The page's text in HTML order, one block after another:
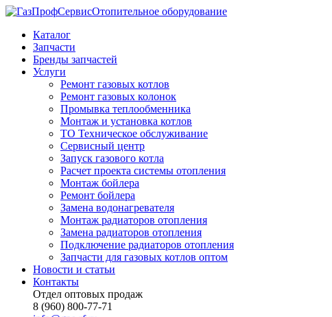
Отопительное оборудование
Каталог
Запчасти
Бренды запчастей
Услуги
Ремонт газовых котлов
Ремонт газовых колонок
Промывка теплообменника
Монтаж и установка котлов
ТО Техническое обслуживание
Сервисный центр
Запуск газового котла
Расчет проекта системы отопления
Монтаж бойлера
Ремонт бойлера
Замена водонагревателя
Монтаж радиаторов отопления
Замена радиаторов отопления
Подключение радиаторов отопления
Запчасти для газовых котлов оптом
Новости и статьи
Контакты
Отдел оптовых продаж
8 (960) 800-77-71